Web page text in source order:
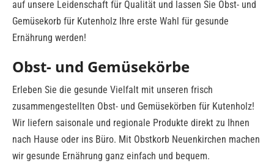
auf unsere Leidenschaft für Qualität und lassen Sie Obst- und
Gemüsekorb für Kutenholz Ihre erste Wahl für gesunde
Ernährung werden!
Obst- und Gemüsekörbe
Erleben Sie die gesunde Vielfalt mit unseren frisch
zusammengestellten Obst- und Gemüsekörben für Kutenholz!
Wir liefern saisonale und regionale Produkte direkt zu Ihnen
nach Hause oder ins Büro. Mit Obstkorb Neuenkirchen machen
wir gesunde Ernährung ganz einfach und bequem.